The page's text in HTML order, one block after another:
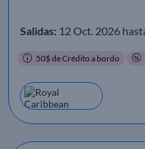
Salidas: 12 Oct. 2026
50$ de Crédito a bordo